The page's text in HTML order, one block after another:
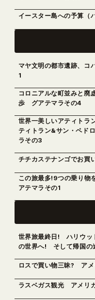
イースター島への予算（
マヤ文明の都市遺跡、
1
コロニアルな町並みと廃
歩 グアテマラその4
世界一美しいアティト
ティトラン&サン・ペド
ラその3
チチカステナンゴでお
この旅最多!9つの乗り
アテマラその1
世界旅最終日! ハリウッ
の世界へ! そして帰国
ロスで買い物三昧? ア
ラスベガス観光 アメリ